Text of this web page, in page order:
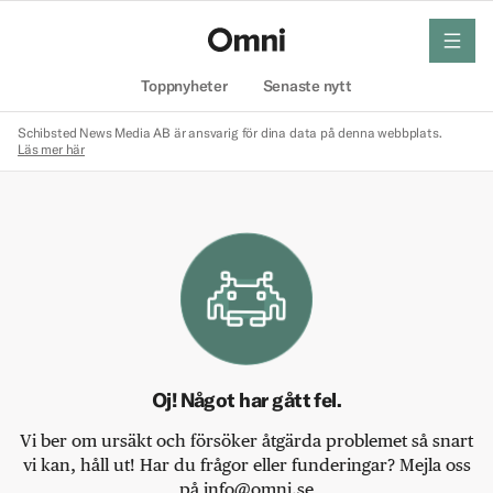
Toppnyheter Senaste nytt
meny
Schibsted News Media AB är ansvarig för dina data på denna webbplats.
Läs mer här
Oj! Något har gått fel.
Vi ber om ursäkt och försöker åtgärda problemet så snart
vi kan, håll ut! Har du frågor eller funderingar? Mejla oss